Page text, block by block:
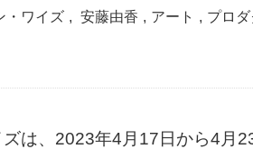
・ワイズ , 安藤由香 , アート , プロ
は、2023年4月17日から4月